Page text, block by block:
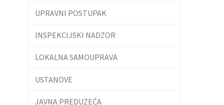
UPRAVNI POSTUPAK
INSPEKCIJSKI NADZOR
LOKALNA SAMOUPRAVA
USTANOVE
JAVNA PREDUZEĆA